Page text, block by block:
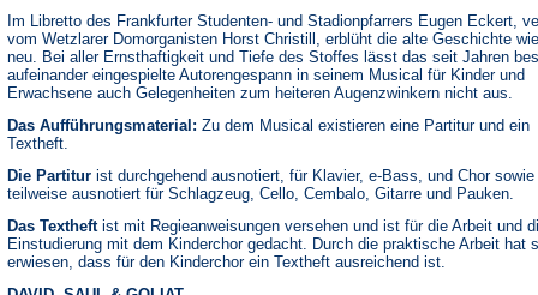
Im Libretto des Frankfurter Studenten- und Stadionpfarrers Eugen Eckert,
vom Wetzlarer Domorganisten Horst Christill, erblüht die alte Geschichte
neu. Bei aller Ernsthaftigkeit und Tiefe des Stoffes lässt das seit Jahren
aufeinander eingespielte Autorengespann in seinem Musical für Kinder und
Erwachsene auch Gelegenheiten zum heiteren Augenzwinkern nicht aus.
Das Aufführungsmaterial: Zu dem Musical existieren eine Partitur und ein
Textheft.
Die Partitur ist durchgehend ausnotiert, für Klavier, e-Bass, und Chor sowie
teilweise ausnotiert für Schlagzeug, Cello, Cembalo, Gitarre und Pauken.
Das Textheftist mit Regieanweisungen versehen und ist für die Arbeit und
Einstudierung mit dem Kinderchor gedacht. Durch die praktische Arbeit hat
erwiesen, dass für den Kinderchor ein Textheft ausreichend ist.